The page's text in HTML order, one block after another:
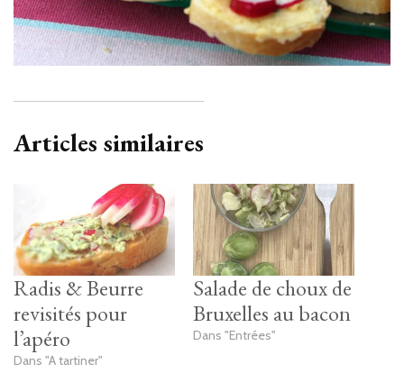
Articles similaires
Radis & Beurre
revisités pour
l’apéro
Dans "A tartiner"
Salade de choux de
Bruxelles au bacon
Dans "Entrées"